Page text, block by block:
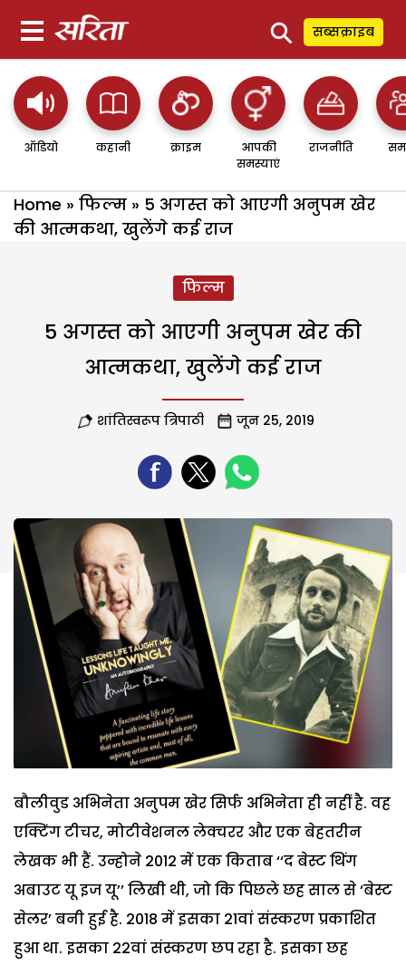
⚲ सब्सक्राइब
ऑडियो कहानी क्राइम
आपकी
समस्याएं
राजनीति
Home » फिल्म » 5 अगस्त को आएगी अनुपम खेर
की आत्मकथा, खुलेंगे कई राज
फिल्म
5 अगस्त को आएगी अनुपम खेर की
आत्मकथा, खुलेंगे कई राज
शांतिस्वरूप त्रिपाठी जून 25, 2019
बौलीवुड अभिनेता अनुपम खेर सिर्फ अभिनेता ही नहीं है. वह
एक्टिंग टीचर, मोटीवेशनल लेक्चरर और एक बेहतरीन
लेखक भी हैं. उन्होने 2012 में एक किताब ‘‘द बेस्ट थिंग
अबाउट यू इज यू’’ लिखी थी, जो कि पिछले छह साल से ‘बेस्ट
सेलर’ बनी हुई है. 2018 में इसका 21वां संस्करण प्रकाशित
हुआ था. इसका 22वां संस्करण छप रहा है. इसका छह